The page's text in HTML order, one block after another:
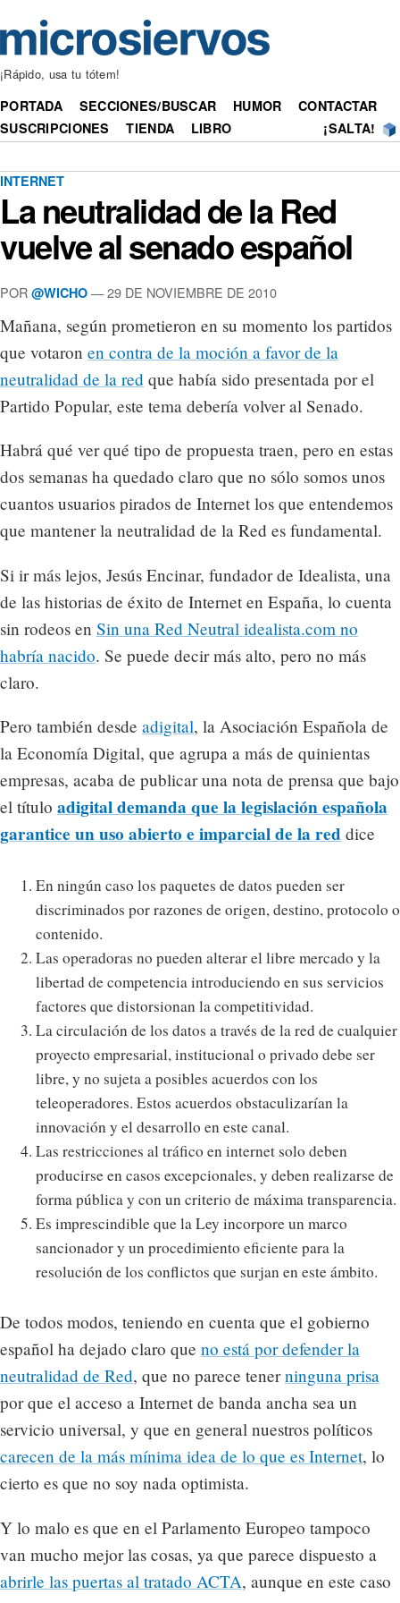
¡Rápido, usa tu tótem!
PORTADA SECCIONES/BUSCAR HUMOR
CONTACTAR
SUSCRIPCIONES
TIENDA LIBRO ¡SALTA!
INTERNET
La neutralidad de la Red
vuelve al senado español
POR @WICHO — 29 DE NOVIEMBRE DE 2010
Mañana, según prometieron en su momento los partidos
que votaron en contra de la moción a favor de la
neutralidad de la red que había sido presentada por el
Partido Popular, este tema debería volver al Senado.
Habrá qué ver qué tipo de propuesta traen, pero en estas
dos semanas ha quedado claro que no sólo somos unos
cuantos usuarios pirados de Internet los que entendemos
que mantener la neutralidad de la Red es fundamental.
Si ir más lejos, Jesús Encinar, fundador de Idealista, una
de las historias de éxito de Internet en España, lo cuenta
sin rodeos en Sin una Red Neutral idealista.com no
habría nacido. Se puede decir más alto, pero no más
claro.
Pero también desde adigital, la Asociación Española de
la Economía Digital, que agrupa a más de quinientas
empresas, acaba de publicar una nota de prensa que bajo
el título adigital demanda que la legislación española
garantice un uso abierto e imparcial de la red dice
En ningún caso los paquetes de datos pueden ser
discriminados por razones de origen, destino, protocolo o
contenido.
Las operadoras no pueden alterar el libre mercado y la
libertad de competencia introduciendo en sus servicios
factores que distorsionan la competitividad.
La circulación de los datos a través de la red de cualquier
proyecto empresarial, institucional o privado debe ser
libre, y no sujeta a posibles acuerdos con los
teleoperadores. Estos acuerdos obstaculizarían la
innovación y el desarrollo en este canal.
Las restricciones al tráfico en internet solo deben
producirse en casos excepcionales, y deben realizarse de
forma pública y con un criterio de máxima transparencia.
Es imprescindible que la Ley incorpore un marco
sancionador y un procedimiento eficiente para la
resolución de los conflictos que surjan en este ámbito.
De todos modos, teniendo en cuenta que el gobierno
español ha dejado claro que no está por defender la
neutralidad de Red, que no parece tenerninguna prisa
por que el acceso a Internet de banda ancha sea un
servicio universal, y que en general nuestros políticos
carecen de la más mínima idea de lo que es Internet, lo
cierto es que no soy nada optimista.
Y lo malo es que en el Parlamento Europeo tampoco
van mucho mejor las cosas, ya que parece dispuesto a
abrirle las puertas al tratado ACTA, aunque en este caso